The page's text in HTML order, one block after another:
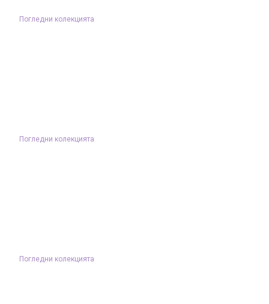
Погледни колекцията
Погледни колекцията
Погледни колекцията